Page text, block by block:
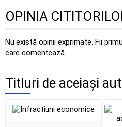
OPINIA
Nu există opinii exprimate. Fii
care comentează.
Titluri de aceiași